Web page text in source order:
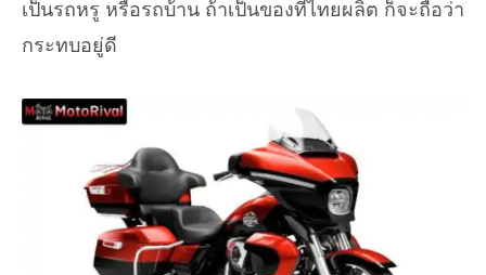
เป็นรถหรู หรือรถบ้าน ถ้าเป็นของที่ไทยผลิต ก็จะถือว่า
กระทบอยู่ดี